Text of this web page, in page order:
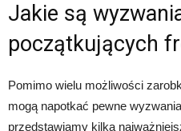
Jakie są
początkujących
Pomimo wielu możliwości
mogą napotkać pewne
przedstawiamy kilka